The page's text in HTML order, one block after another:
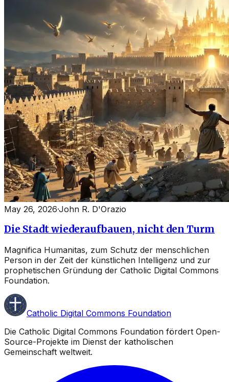
May 26, 2026·John R. D'Orazio
Die Stadt wiederaufbauen, nicht den Turm
Magnifica Humanitas, zum Schutz der menschlichen
Person in der Zeit der künstlichen Intelligenz und zur
prophetischen Gründung der Catholic Digital Commons
Foundation.
Catholic Digital Commons Foundation
Die Catholic Digital Commons Foundation fördert Open-
Source-Projekte im Dienst der katholischen
Gemeinschaft weltweit.